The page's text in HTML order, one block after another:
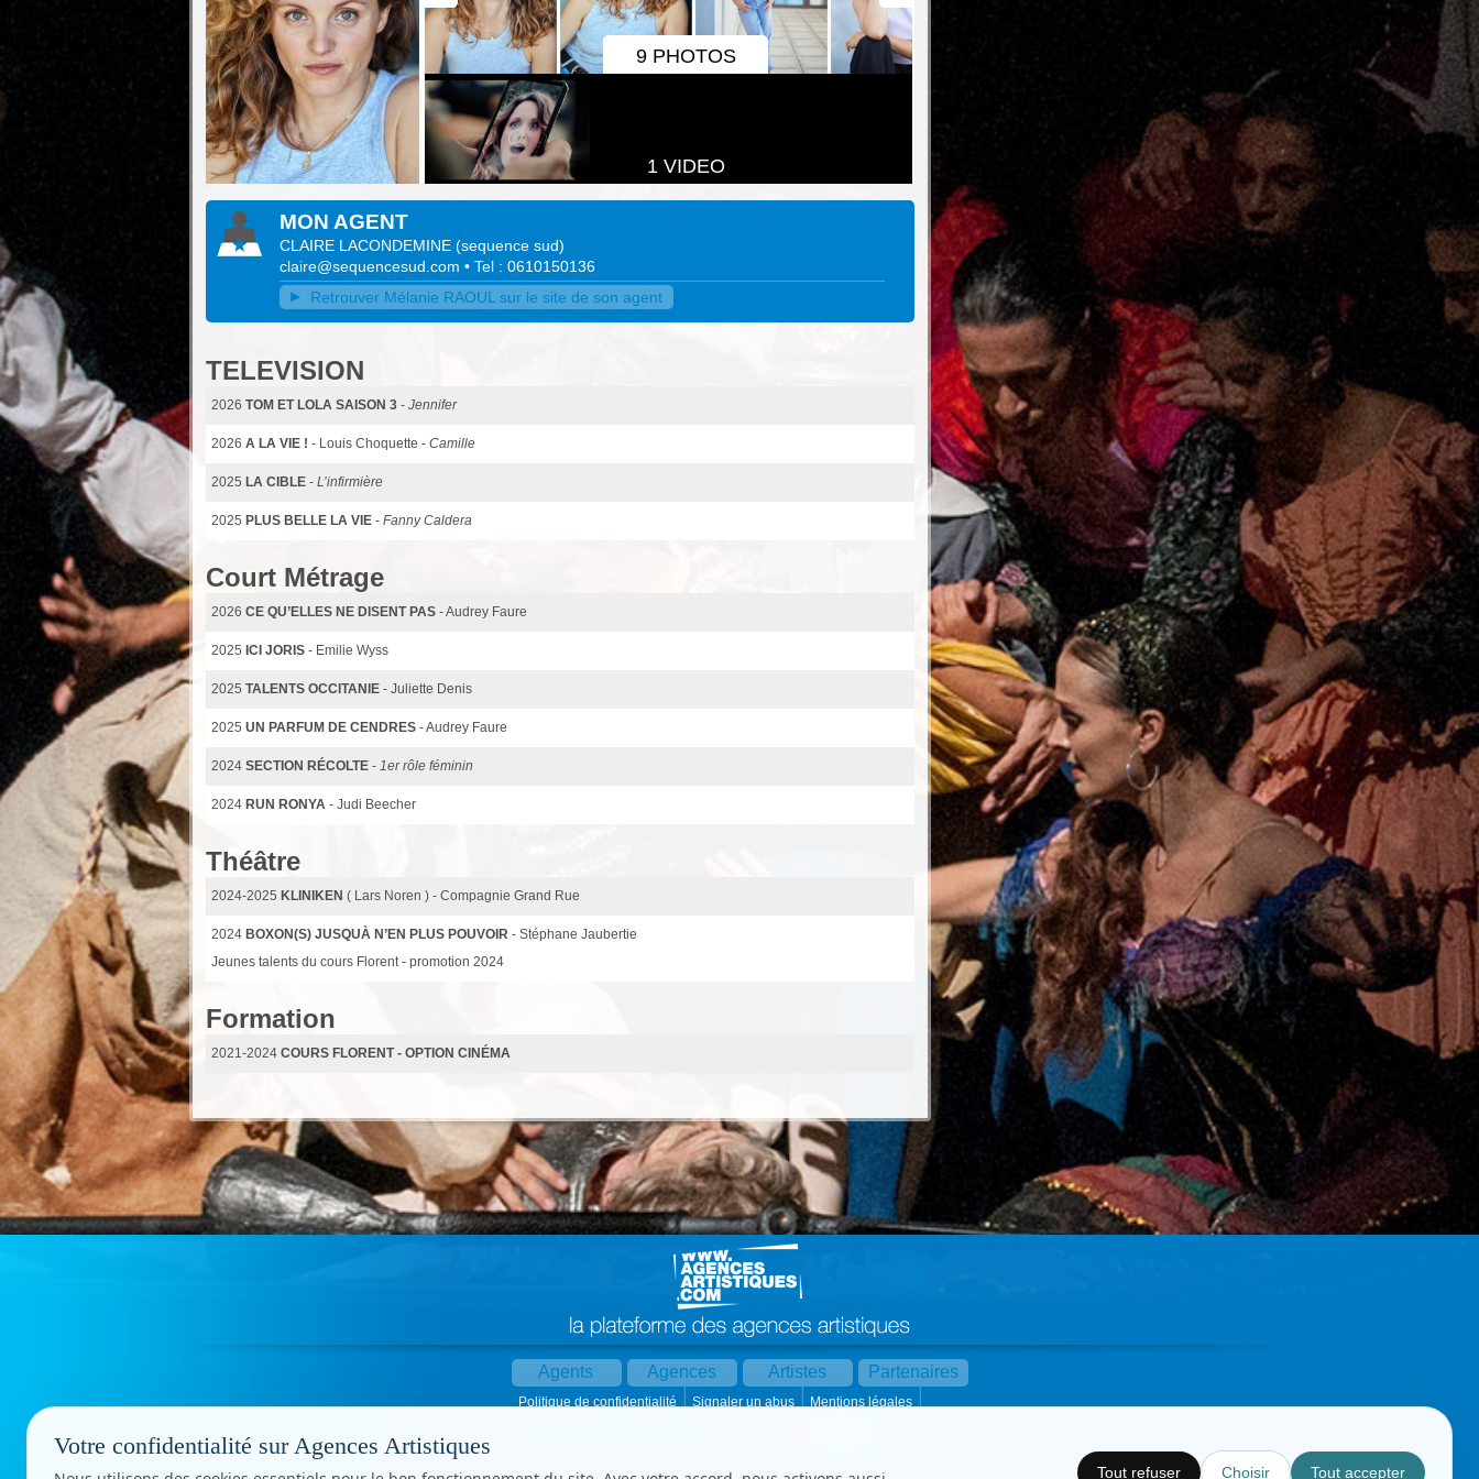
9 PHOTOS
1 VIDEO
MON AGENT
CLAIRE LACONDEMINE (sequence sud)
claire@sequencesud.com • Tel : 0610150136
Retrouver Mélanie RAOUL sur le site de son agent
TELEVISION
2026 TOM ET LOLA SAISON 3 - Jennifer
2026 A LA VIE ! - Louis Choquette - Camille
2025 LA CIBLE - L’infirmière
2025 PLUS BELLE LA VIE - Fanny Caldera
Court Métrage
2026 CE QU’ELLES NE DISENT PAS - Audrey Faure
2025 ICI JORIS - Emilie Wyss
2025 TALENTS OCCITANIE - Juliette Denis
2025 UN PARFUM DE CENDRES - Audrey Faure
2024 SECTION RÉCOLTE - 1er rôle féminin
2024 RUN RONYA - Judi Beecher
Théâtre
2024-2025 KLINIKEN ( Lars Noren ) - Compagnie Grand Rue
2024 BOXON(S) JUSQUÀ N’EN PLUS POUVOIR - Stéphane Jaubertie
Jeunes talents du cours Florent - promotion 2024
Formation
2021-2024 COURS FLORENT - OPTION CINÉMA
Agents Agences Artistes Partenaires
Politique de confidentialité Signaler un abus
Mentions légales
Votre confidentialité sur Agences Artistiques
Tout refuser Choisir Tout accepter